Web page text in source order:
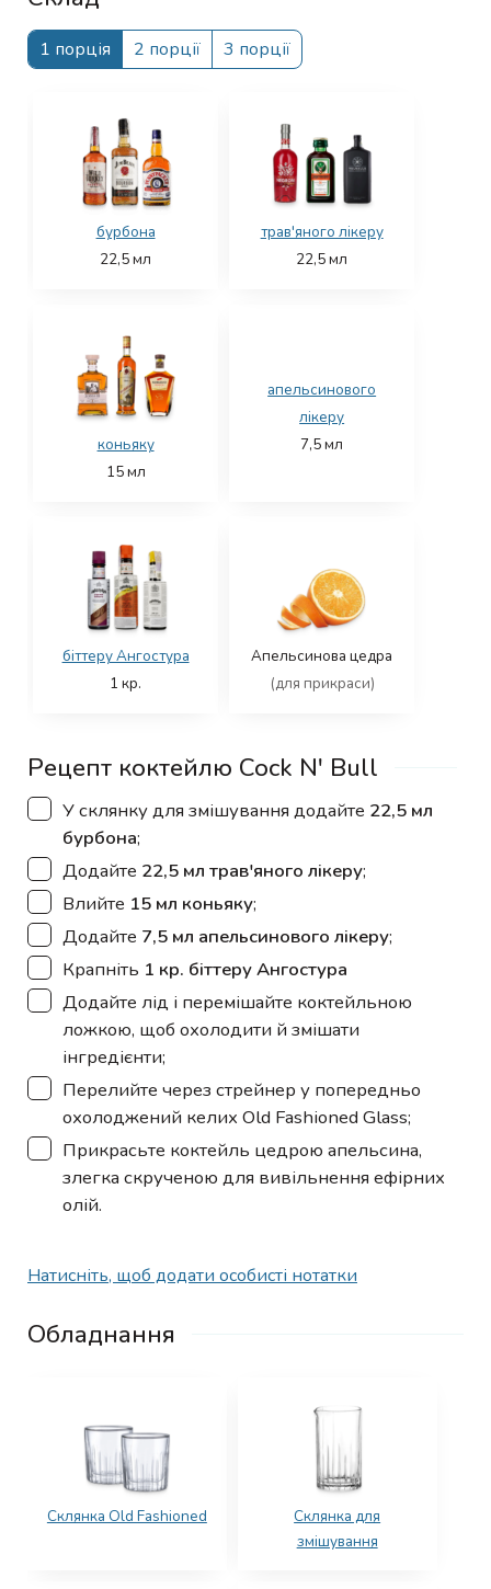
1 порція 2 порції 3 порції
бурбона
22,5мл
трав'яного лікеру
22,5мл
коньяку
15мл
апельсинового
лікеру
7,5мл
біттеру Ангостура
1 кр.
Апельсинова цедра
(для прикраси)
Рецепт коктейлю Cock N' Bull
▢
У склянку для змішування додайте 22,5 мл
бурбона;
▢
Додайте 22,5 мл трав'яного лікеру;
▢
Влийте 15 мл коньяку;
▢
Додайте 7,5 мл апельсинового лікеру;
▢
Крапніть 1 кр. біттеру Ангостура
▢
Додайте лід і перемішайте коктейльною
ложкою, щоб охолодити й змішати
інгредієнти;
▢
Перелийте через стрейнер у попередньо
охолоджений келих Old Fashioned Glass;
▢
Прикрасьте коктейль цедрою апельсина,
злегка скрученою для вивільнення ефірних
олій.
Натисніть, щоб додати особисті нотатки
Обладнання
Склянка Old Fashioned
Склянка для
змішування